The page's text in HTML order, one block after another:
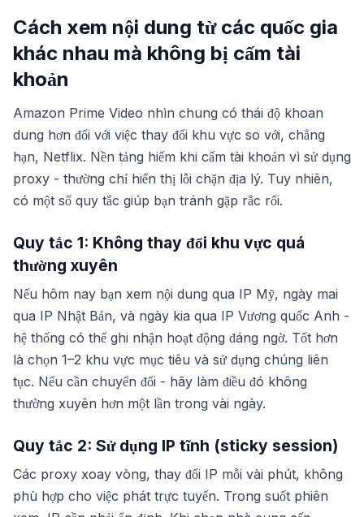
Cách xem nội dung từ các quốc gia
khác nhau mà không bị cấm tài
khoản
Amazon Prime Video nhìn chung có thái độ khoan
dung hơn đối với việc thay đổi khu vực so với, chẳng
hạn, Netflix. Nền tảng hiếm khi cấm tài khoản vì sử dụng
proxy - thường chỉ hiển thị lỗi chặn địa lý. Tuy nhiên,
có một số quy tắc giúp bạn tránh gặp rắc rối.
Quy tắc 1: Không thay đổi khu vực quá
thường xuyên
Nếu hôm nay bạn xem nội dung qua IP Mỹ, ngày mai
qua IP Nhật Bản, và ngày kia qua IP Vương quốc Anh -
hệ thống có thể ghi nhận hoạt động đáng ngờ. Tốt hơn
là chọn 1–2 khu vực mục tiêu và sử dụng chúng liên
tục. Nếu cần chuyển đổi - hãy làm điều đó không
thường xuyên hơn một lần trong vài ngày.
Quy tắc 2: Sử dụng IP tĩnh (sticky session)
Các proxy xoay vòng, thay đổi IP mỗi vài phút, không
phù hợp cho việc phát trực tuyến. Trong suốt phiên